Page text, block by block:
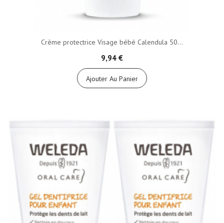
Crème protectrice Visage bébé Calendula 50...
9,94 €
Ajouter Au Panier